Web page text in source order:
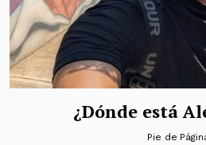
¿Dónde está
Pie de